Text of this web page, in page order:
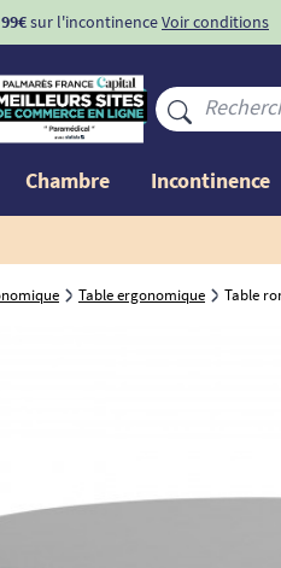
99€sur l'incontinenceVoir conditions
Chambre Incontinence
Table ergonomique Table